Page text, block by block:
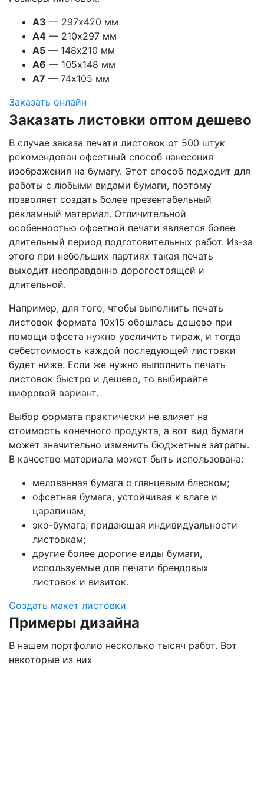
А3 — 297х420 мм
А4 — 210х297 мм
А5 — 148х210 мм
А6 — 105х148 мм
А7 — 74х105 мм
Заказать онлайн
Заказать листовки оптом дешево
В случае заказа печати листовок от 500 штук
рекомендован офсетный способ нанесения
изображения на бумагу. Этот способ подходит для
работы с любыми видами бумаги, поэтому
позволяет создать более презентабельный
рекламный материал. Отличительной
особенностью офсетной печати является более
длительный период подготовительных работ. Из-за
этого при небольших партиях такая печать
выходит неоправданно дорогостоящей и
длительной.
Например, для того, чтобы выполнить печать
листовок формата 10х15 обошлась дешево при
помощи офсета нужно увеличить тираж, и тогда
себестоимость каждой последующей листовки
будет ниже. Если же нужно выполнить печать
листовок быстро и дешево, то выбирайте
цифровой вариант.
Выбор формата практически не влияет на
стоимость конечного продукта, а вот вид бумаги
может значительно изменить бюджетные затраты.
В качестве материала может быть использована:
мелованная бумага с глянцевым блеском;
офсетная бумага, устойчивая к влаге и
царапинам;
эко-бумага, придающая индивидуальности
листовкам;
другие более дорогие виды бумаги,
используемые для печати брендовых
листовок и визиток.
Создать макет листовки
Примеры дизайна
В нашем портфолио несколько тысяч работ. Вот
некоторые из них